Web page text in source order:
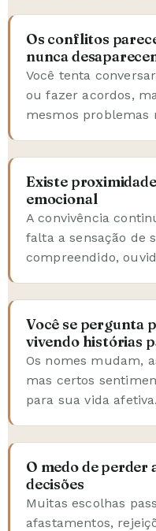
Os conflitos
nunca
Você tenta
ou fazer acordos,
mesmos problemas
Existe
emocional
A convivência
falta a sensação de
compreendido,
Você se pergunta
vivendo histórias
Os nomes mudam,
mas certos
para sua vida afetiva.
O medo de perder
decisões
Muitas escolhas
afastamentos,